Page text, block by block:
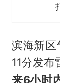
滨海新区
11分发布
来6小时